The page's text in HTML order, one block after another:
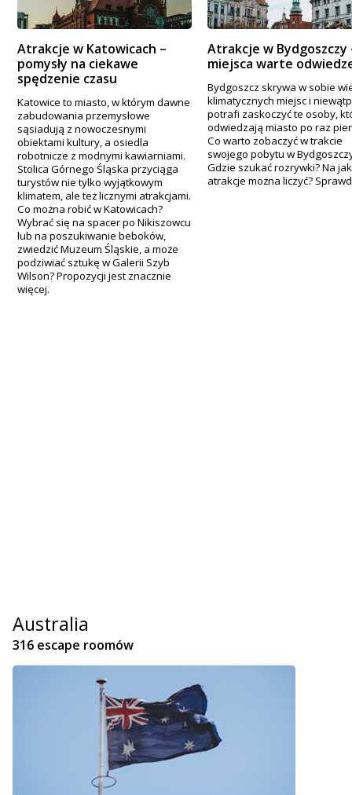
Atrakcje w Katowicach –
pomysły na ciekawe
spędzenie czasu
Katowice to miasto, w którym dawne
zabudowania przemysłowe
sąsiadują z nowoczesnymi
obiektami kultury, a osiedla
robotnicze z modnymi kawiarniami.
Stolica Górnego Śląska przyciąga
turystów nie tylko wyjątkowym
klimatem, ale też licznymi atrakcjami.
Co można robić w Katowicach?
Wybrać się na spacer po Nikiszowcu
lub na poszukiwanie beboków,
zwiedzić Muzeum Śląskie, a może
podziwiać sztukę w Galerii Szyb
Wilson? Propozycji jest znacznie
więcej.
Atrakcje w Bydgoszczy
miejsca warte
Bydgoszcz skrywa w sobie
klimatycznych miejsc i
potrafi zaskoczyć te osoby,
odwiedzają miasto po raz
Co warto zobaczyć w trakcie
swojego pobytu w
Gdzie szukać rozrywki? Na
atrakcje można liczyć?
Australia
316 escape roomów